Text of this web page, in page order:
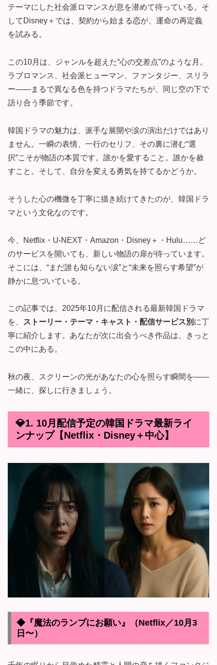
テーマにした社会派ロマンスが息を潜めて待っている。そ
してDisney＋では、契約から始まる恋が、運命の再定義
を試みる。
この10月は、ジャンルを超えた“心の交差点”のような月。
ラブロマンス、社会派ヒューマン、ファンタジー、スリラ
ー——まるで異なる色を持つドラマたちが、同じ空の下で
語り合う季節です。
韓国ドラマの魅力は、派手な展開や涙の演出だけではあり
ません。一瞬の表情、一行のセリフ、その裏に潜む“選
択”こそが物語の本質です。誰かを愛すること。誰かを赦
すこと。そして、自分を変える勇気を持てるかどうか。
そうした心の機微を丁寧に描き続けてきたのが、韓国ドラ
マという文化なのです。
今、Netflix・U-NEXT・Amazon・Disney＋・Hulu……ど
のサービスを開いても、新しい物語の扉が待っています。
そこには、“まだ誰も知らない涙”と“未来を照らす希望”が
静かに息づいている。
この記事では、2025年10月に配信される最新韓国ドラマ
を、
ストーリー・テーマ・キャスト・配信サービス別 に丁
寧に紹介します。あなたが次に出会うべき作品は、きっと
この中にある。
秋の夜、スクリーンの光があなたの心を照らす瞬間を――
一緒に、探しに行きましょう。
💎1. 10月配信予定の韓国ドラマ最新ライ
ンナップ【Netflix・Disney＋中心】
◆『魔法のランプにお願い』（Netflix／10月3
日〜）